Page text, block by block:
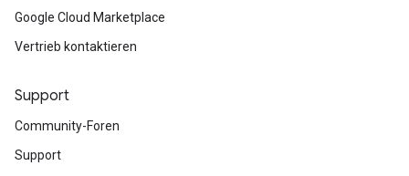
Google Cloud Marketplace
Vertrieb kontaktieren
Support
Community-Foren
Support